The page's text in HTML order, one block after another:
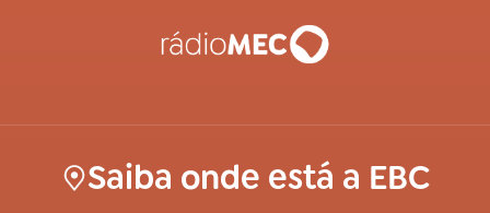
Saiba onde está a EBC